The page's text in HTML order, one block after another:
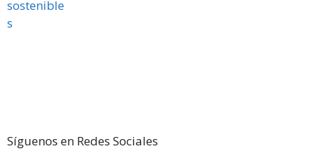
Síguenos en Redes Sociales